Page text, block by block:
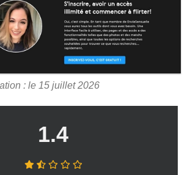
: le 15 juillet 2026
1.4